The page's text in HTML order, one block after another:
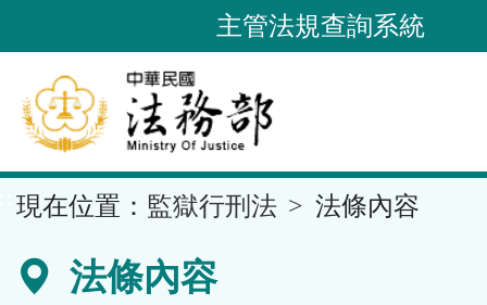
到
要
內
容
區
主管法規查詢系統
現在位置： 監獄行刑法 法條內容
法條內容